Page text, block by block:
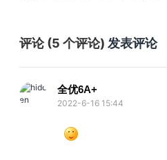
评论 (5 个评论) 发表评论
全优6A+
2022-6-16 15:44